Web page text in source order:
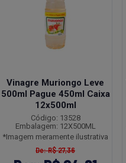
Vinagre Muriongo Leve
500ml Pague 450ml Caixa
12x500ml
Código: 13528
Embalagem: 12X500ML
*Imagem meramente ilustrativa
De: R$ 27,36